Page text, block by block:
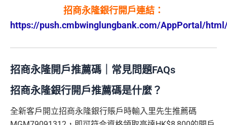
招商永隆銀行開戶連結：
https://push.cmbwinglungbank.com/AppPortal/
招商永隆開戶推薦碼｜常見問題FAQs
招商永隆銀行開戶推薦碼是什麼？
全新客戶開立招商永隆銀行賬戶時輸入里先生推薦碼